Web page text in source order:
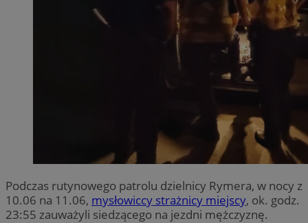
Podczas rutynowego patrolu dzielnicy Rymera, w nocy z
10.06 na 11.06, mysłowiccy strażnicy miejscy, ok. godz.
23:55 zauważyli siedzącego na jezdni mężczyznę.